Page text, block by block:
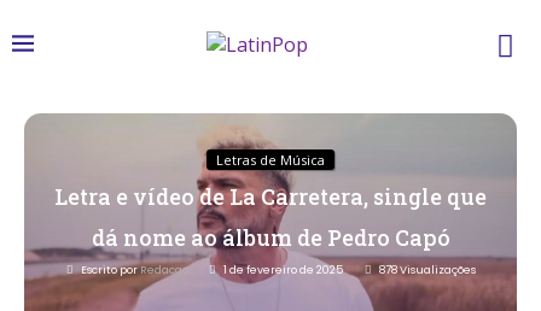
Letras de Música
Letra e vídeo de La Carretera, single que
dá nome ao álbum de Pedro Capó
Escrito porRedacao 1 de fevereiro de 2025 878Visualizações